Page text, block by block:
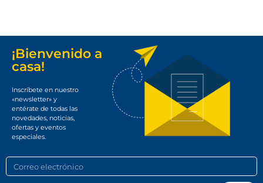
¡Bienvenido a
casa!
Inscríbete en nuestro
«newsletter» y
entérate de todas las
novedades, noticias,
ofertas y eventos
especiales.